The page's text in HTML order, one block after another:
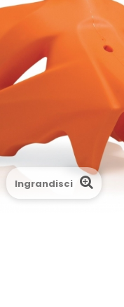
Ingrandisci